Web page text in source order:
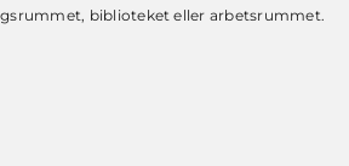
biblioteket eller arbetsrummet.